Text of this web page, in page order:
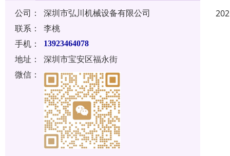
公司：
深圳市弘川机械设备有限公司
联系：
李桃
手机：
13923464078
地址：
深圳市宝安区福永街
微信：